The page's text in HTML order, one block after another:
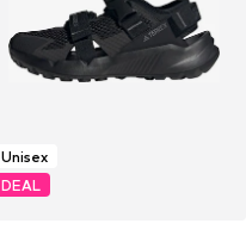
Unisex
DEAL